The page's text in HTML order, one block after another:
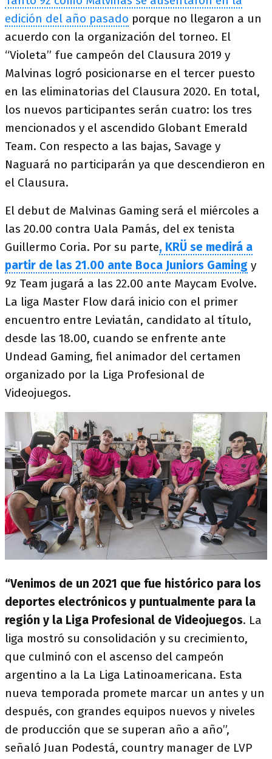
edición del año pasado porque no llegaron a un
acuerdo con la organización del torneo. El
“Violeta” fue campeón del Clausura 2019 y
Malvinas logró posicionarse en el tercer puesto
en las eliminatorias del Clausura 2020. En total,
los nuevos participantes serán cuatro: los tres
mencionados y el ascendido Globant Emerald
Team. Con respecto a las bajas, Savage y
Naguará no participarán ya que descendieron en
el Clausura.
El debut de Malvinas Gaming será el miércoles a
las 20.00 contra Uala Pamás, del ex tenista
Guillermo Coria. Por su parte, KRÜ se medirá a
partir de las 21.00 ante Boca Juniors Gaming y
9z Team jugará a las 22.00 ante Maycam Evolve.
La liga Master Flow dará inicio con el primer
encuentro entre Leviatán, candidato al título,
desde las 18.00, cuando se enfrente ante
Undead Gaming, fiel animador del certamen
organizado por la Liga Profesional de
Videojuegos.
“Venimos de un 2021 que fue histórico para los
deportes electrónicos y puntualmente para la
región y la Liga Profesional de Videojuegos. La
liga mostró su consolidación y su crecimiento,
que culminó con el ascenso del campeón
argentino a la La Liga Latinoamericana. Esta
nueva temporada promete marcar un antes y un
después, con grandes equipos nuevos y niveles
de producción que se superan año a año”,
señaló Juan Podestá, country manager de LVP